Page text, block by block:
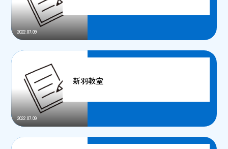
2022.07.09
新羽教室
2022.07.09